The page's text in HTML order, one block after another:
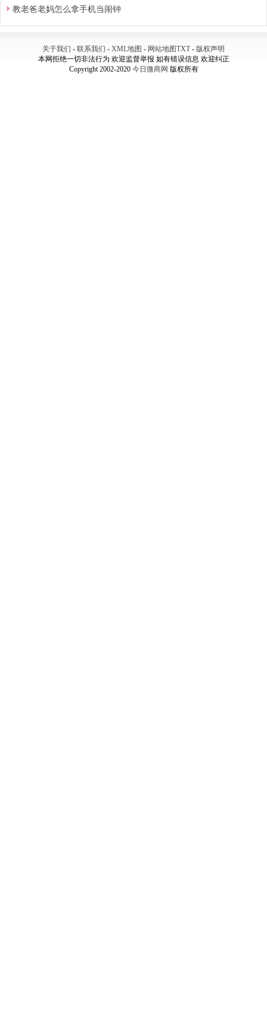
教老爸老妈怎么拿手机当闹钟
关于我们 - 联系我们 - XML地图 - 网站地图TXT- 版权声明
本网拒绝一切非法行为 欢迎监督举报 如有错误信息 欢迎纠正
Copyright 2002-2020 今日微商网 版权所有